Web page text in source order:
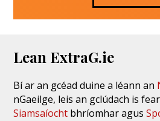
Lean ExtraG.ie
Bí ar an gcéad duine a léann an
nGaeilge, leis an gclúdach is
Siamsaíocht bhríomhar agus